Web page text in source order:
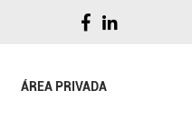
ÁREA PRIVADA